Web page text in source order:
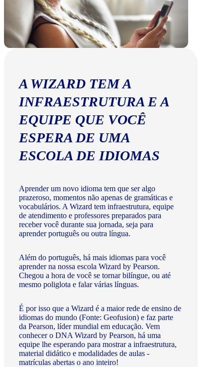
A WIZARD TEM A
INFRAESTRUTURA E A
EQUIPE QUE VOCÊ
ESPERA DE UMA
ESCOLA DE IDIOMAS
Aprender um novo idioma tem que ser algo
prazeroso, momentos não apenas de gramáticas e
vocabulários. A Wizard tem infraestrutura, equipe
de atendimento e professores preparados para
receber você durante sua jornada, seja para
aprender português ou outra língua.
Além do português, há mais idiomas para você
aprender na nossa escola Wizard by Pearson.
Chegou a hora de você se tornar bilíngue, ou até
mesmo poliglota e falar várias línguas.
É por isso que a Wizard é a maior rede de ensino de
idiomas do mundo (Fonte: Geofusion) e faz parte
da Pearson, líder mundial em educação. Vem
conhecer o DNA Wizard by Pearson, há uma
equipe lhe esperando para mostrar a infraestrutura,
material didático e modalidades de aulas -
matrículas abertas o ano inteiro!